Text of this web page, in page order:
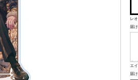
レ
届け
エ
届け